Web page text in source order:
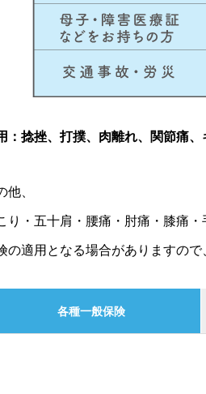
：捻挫、打撲、肉離れ、関節痛、
他、
り・五十肩・腰痛・肘痛・膝痛
の適用となる場合がありますので
各種一般保険